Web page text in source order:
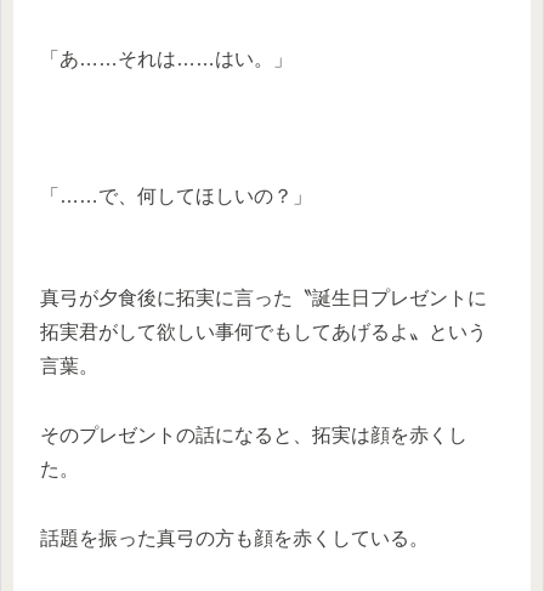
「あ……それは……はい。」
「……で、何してほしいの？」
真弓が夕食後に拓実に言った〝誕生日プレゼントに
拓実君がして欲しい事何でもしてあげるよ〟という
言葉。
そのプレゼントの話になると、拓実は顔を赤くし
た。
話題を振った真弓の方も顔を赤くしている。